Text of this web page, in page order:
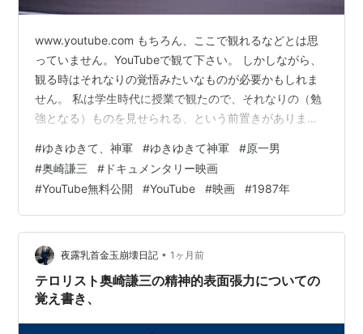
www.youtube.com もちろん、ここで観れるなどとは思
っていません。YouTubeで観て下さい。 しかしながら、
観る時はそれなりの覚悟みたいなものが必要かもしれま
せん。 私は学生時代に授業で観たので、それなりの（勉
強となる）ものを見せられる、という前置きがありまし
だ、それでも強烈なインパクトでした。 ですので、一般
家庭で軽い気持ちで観ると度肝を抜かれるかもしれませ
んので、十分に注意をしてください。 そんな映画です。
ドキュメンタリー映画としては誰もが外せない作品であ
り、一度観ると忘れることはないでしょう。 そしてま
た、ここに映っている現…
#ゆきゆきて、神軍 #ゆきゆきて神軍 #原一男
#奥崎謙三 # ドキュメンタリー映画
#YouTube無料公開 #YouTube #映画 #1987年
夜露乳首金玉崩壊日記 • 1ヶ月前
テロリスト奥崎謙三の精神的表面張力についての
覚え書き、